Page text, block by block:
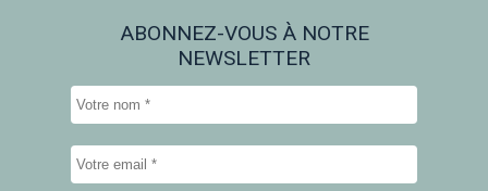
ABONNEZ-VOUS À NOTRE
NEWSLETTER